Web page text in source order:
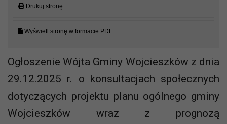
Drukuj stronę
Wyświetl stronę w formacie PDF
Ogłoszenie Wójta Gminy Wojcieszków z dnia
29.12.2025 r. o konsultacjach społecznych
dotyczących projektu planu ogólnego gminy
Wojcieszków wraz z prognozą